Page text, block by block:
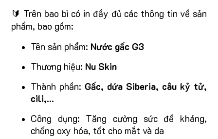
🔰 Trên bao bì có in đầy đủ các thông tin về sản
phẩm, bao gồm:
Tên sản phẩm: Nước gấc G3
Thương hiệu: Nu Skin
Thành phần: Gấc, dứa Siberia, câu kỷ tử,
cili,...
Công dụng: Tăng cường sức đề kháng,
chống oxy hóa, tốt cho mắt và da